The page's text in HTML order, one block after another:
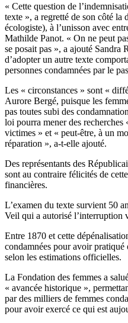
« Cette question de
texte », a regretté de son côté la
écologiste), à l’unisson avec
Mathilde Panot. « On ne peut
se posait pas », a ajouté Sandra
d’adopter un autre texte
personnes condamnées par le
Les « circonstances » sont «
Aurore Bergé, puisque les
pas toutes subi des
loi pourra mener des
victimes » et « peut-être, à un
réparation », a-t-elle ajouté.
Des représentants des
sont au contraire félicités de
financières.
L’examen du texte survient 50
Veil qui a autorisé l’interruption
Entre 1870 et cette
condamnées pour avoir
selon les estimations officielles.
La Fondation des femmes a
« avancée historique »,
par des milliers de femmes
pour avoir exercé ce qui est